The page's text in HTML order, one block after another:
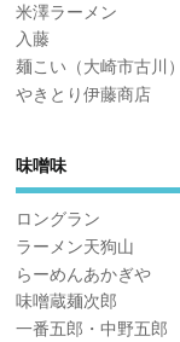
米澤ラーメン
入藤
麺こい（大崎市古川）
やきとり伊藤商店
味噌味
ロングラン
ラーメン天狗山
らーめんあかぎや
味噌蔵麺次郎
一番五郎・中野五郎